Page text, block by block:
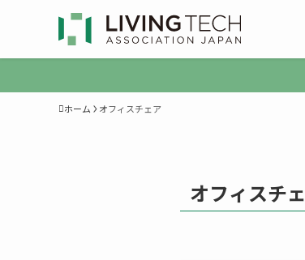
ホーム オフィスチェア
オフィスチ